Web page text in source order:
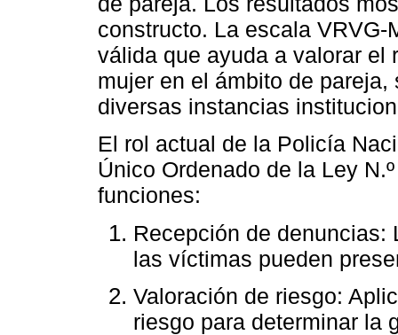
constructo. La escala
válida que ayuda a valorar el
mujer en el ámbito de
diversas instancias
El rol actual de la Policía
Único Ordenado de la Ley
funciones:
Recepción de denuncias:
las víctimas pueden
Valoración de riesgo:
riesgo para determinar la